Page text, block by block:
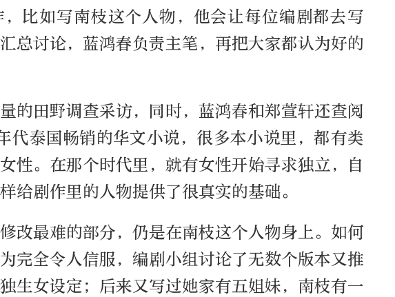
比如写南枝这个人物，他会让每位编剧都去写
总讨论，蓝鸿春负责主笔，再把大家都认为好的
的田野调查采访，同时，蓝鸿春和郑萱轩还查阅
代泰国畅销的华文小说，很多本小说里，都有类
性。在那个时代里，就有女性开始寻求独立，自
给剧作里的人物提供了很真实的基础。
改最难的部分，仍是在南枝这个人物身上。如何
完全令人信服，编剧小组讨论了无数个版本又推
生女设定；后来又写过她家有五姐妹，南枝有一